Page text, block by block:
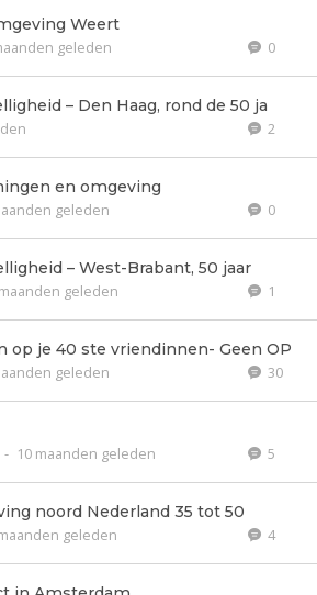
Weert
geleden 0
– Den Haag, rond de 50 ja
2
en omgeving
geleden 0
– West-Brabant, 50 jaar
geleden 1
op je 40 ste vriendinnen- Geen OP
geleden 30
- 10 maanden geleden 5
noord Nederland 35 tot 50
geleden 4